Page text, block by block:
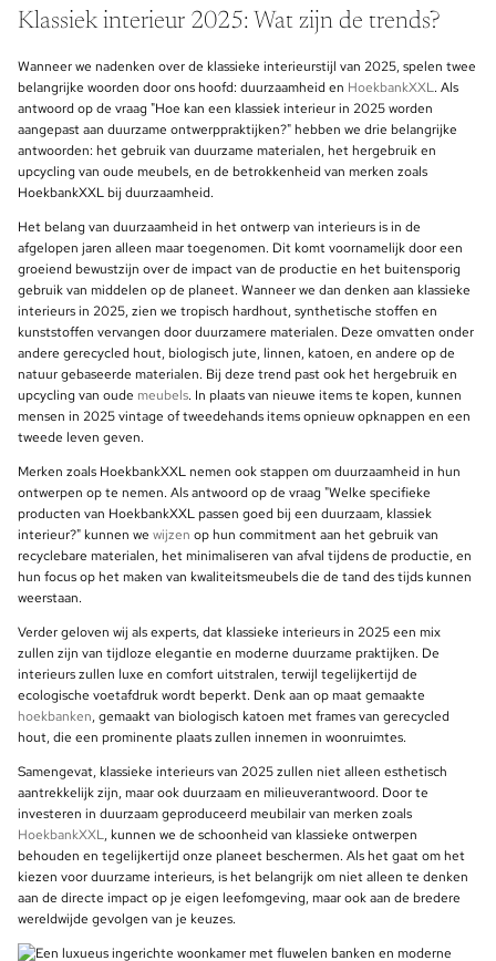
Klassiek interieur 2025: Wat zijn de trends?
Wanneer we nadenken over de klassieke interieurstijl van 2025, spelen twee
belangrijke woorden door ons hoofd: duurzaamheid en HoekbankXXL. Als
antwoord op de vraag "Hoe kan een klassiek interieur in 2025 worden
aangepast aan duurzame ontwerppraktijken?" hebben we drie belangrijke
antwoorden: het gebruik van duurzame materialen, het hergebruik en
upcycling van oude meubels, en de betrokkenheid van merken zoals
HoekbankXXL bij duurzaamheid.
Het belang van duurzaamheid in het ontwerp van interieurs is in de
afgelopen jaren alleen maar toegenomen. Dit komt voornamelijk door een
groeiend bewustzijn over de impact van de productie en het buitensporig
gebruik van middelen op de planeet. Wanneer we dan denken aan klassieke
interieurs in 2025, zien we tropisch hardhout, synthetische stoffen en
kunststoffen vervangen door duurzamere materialen. Deze omvatten onder
andere gerecycled hout, biologisch jute, linnen, katoen, en andere op de
natuur gebaseerde materialen. Bij deze trend past ook het hergebruik en
upcycling van oude meubels. In plaats van nieuwe items te kopen, kunnen
mensen in 2025 vintage of tweedehands items opnieuw opknappen en een
tweede leven geven.
Merken zoals HoekbankXXL nemen ook stappen om duurzaamheid in hun
ontwerpen op te nemen. Als antwoord op de vraag "Welke specifieke
producten van HoekbankXXL passen goed bij een duurzaam, klassiek
interieur?" kunnen we wijzen op hun commitment aan het gebruik van
recyclebare materialen, het minimaliseren van afval tijdens de productie, en
hun focus op het maken van kwaliteitsmeubels die de tand des tijds kunnen
weerstaan.
Verder geloven wij als experts, dat klassieke interieurs in 2025 een mix
zullen zijn van tijdloze elegantie en moderne duurzame praktijken. De
interieurs zullen luxe en comfort uitstralen, terwijl tegelijkertijd de
ecologische voetafdruk wordt beperkt. Denk aan op maat gemaakte
hoekbanken, gemaakt van biologisch katoen met frames van gerecycled
hout, die een prominente plaats zullen innemen in woonruimtes.
Samengevat, klassieke interieurs van 2025 zullen niet alleen esthetisch
aantrekkelijk zijn, maar ook duurzaam en milieuverantwoord. Door te
investeren in duurzaam geproduceerd meubilair van merken zoals
HoekbankXXL, kunnen we de schoonheid van klassieke ontwerpen
behouden en tegelijkertijd onze planeet beschermen. Als het gaat om het
kiezen voor duurzame interieurs, is het belangrijk om niet alleen te denken
aan de directe impact op je eigen leefomgeving, maar ook aan de bredere
wereldwijde gevolgen van je keuzes.